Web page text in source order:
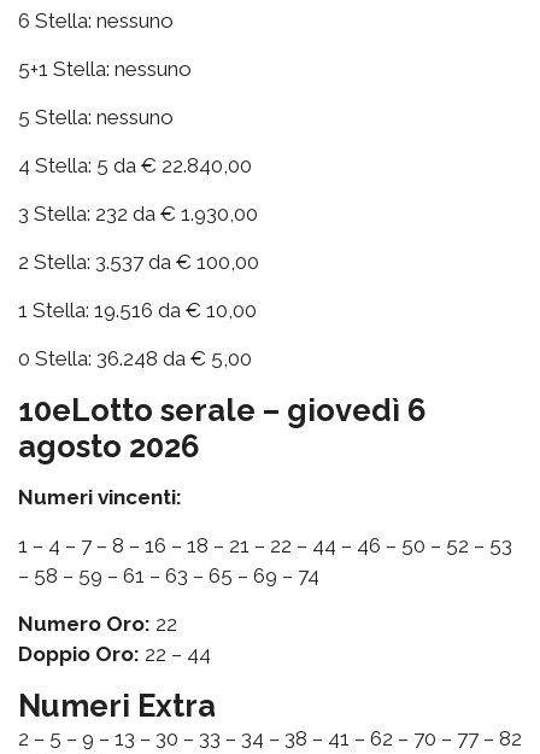
6 Stella: nessuno
5+1 Stella: nessuno
5 Stella: nessuno
4 Stella: 5 da € 22.840,00
3 Stella: 232 da € 1.930,00
2 Stella: 3.537 da € 100,00
1 Stella: 19.516 da € 10,00
0 Stella: 36.248 da € 5,00
10eLotto serale – giovedì 6
agosto 2026
Numeri vincenti:
1 – 4 – 7 – 8 – 16 – 18 – 21 – 22 – 44 – 46 – 50 – 52 – 53
– 58 – 59 – 61 – 63 – 65 – 69 – 74
Numero Oro: 22
Doppio Oro: 22 – 44
Numeri Extra
2 – 5 – 9 – 13 – 30 – 33 – 34 – 38 – 41 – 62 – 70 – 77 – 82